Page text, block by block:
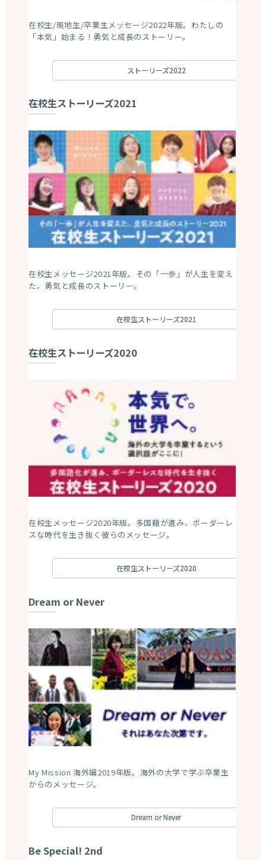
在校生/現地生/卒業生メッセージ2022年版。わたしの
「本気」始まる！勇気と成長のストーリー。
ストーリーズ2022
在校生ストーリーズ2021
在校生メッセージ2021年版。その「一歩」が人生を変え
た。勇気と成長のストーリー。
在校生ストーリーズ2021
在校生ストーリーズ2020
在校生メッセージ2020年版。多国籍が進み、ボーダーレ
スな時代を生き抜く彼らのメッセージ。
在校生ストーリーズ2020
Dream or Never
My Mission 海外編2019年版。海外の大学で学ぶ卒業生
からのメッセージ。
Dream or Never
Be Special! 2nd